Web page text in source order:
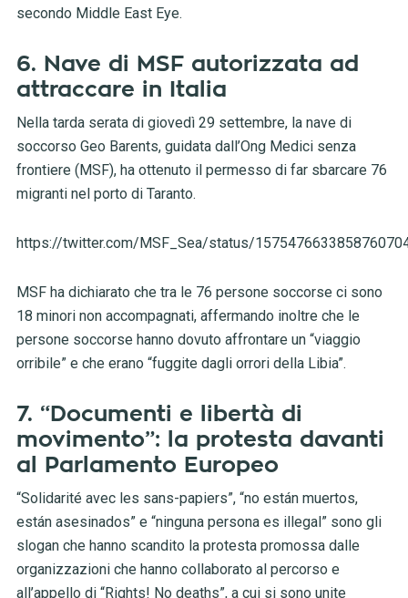
secondo Middle East Eye.
6. Nave di MSF autorizzata ad
attraccare in Italia
Nella tarda serata di giovedì 29 settembre, la nave di
soccorso Geo Barents, guidata dall’Ong Medici senza
frontiere (MSF), ha ottenuto il permesso di far sbarcare 76
migranti nel porto di Taranto.
https://twitter.com/MSF_Sea/status/
MSF ha dichiarato che tra le 76 persone soccorse ci sono
18 minori non accompagnati, affermando inoltre che le
persone soccorse hanno dovuto affrontare un “viaggio
orribile” e che erano “fuggite dagli orrori della Libia”.
7. “Documenti e libertà di
movimento”: la protesta davanti
al Parlamento Europeo
“Solidarité avec les sans-papiers”, “no están muertos,
están asesinados” e “ninguna persona es illegal” sono gli
slogan che hanno scandito la protesta promossa dalle
organizzazioni che hanno collaborato al percorso e
all’appello di “Rights! No deaths”, a cui si sono unite